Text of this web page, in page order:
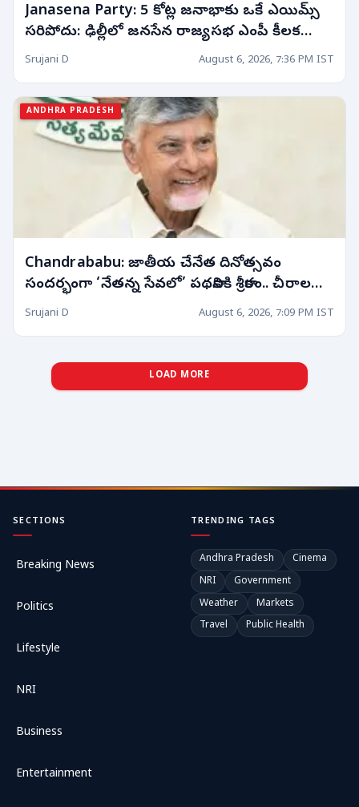
Janasena Party: 5 కోట్ల జనాభాకు ఒకే ఎయిమ్స్
సరిపోదు: ఢిల్లీలో జనసేన రాజ్యసభ ఎంపీ కీలక
వ్యాఖ్యలు!
Srujani D August 6, 2026, 7:36 PM IST
ANDHRA PRADESH
Chandrababu: జాతీయ చేనేత దినోత్సవం
సందర్భంగా ‘నేతన్న సేవలో’ పథకానికి శ్రీకారం.. చీరాలలో
సీఎం చంద్రబాబు ప్రారంభం!
Srujani D August 6, 2026, 7:09 PM IST
LOAD MORE
SECTIONS
Breaking News
Politics
Lifestyle
NRI
Business
Entertainment
TRENDING TAGS
Andhra Pradesh
Cinema
NRI
Government
Weather
Markets
Travel
Public Health